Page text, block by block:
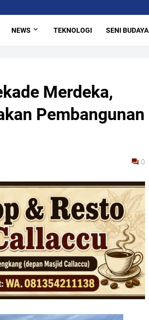
NEWS TEKNOLOGI SENI BUDAYA
Merdeka,
Pembangunan
0